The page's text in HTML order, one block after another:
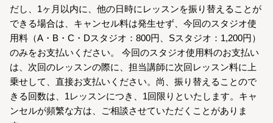
だし、1ヶ月以内に、他の日時にレッスンを振り替えることが
できる場合は、キャンセル料は発生せず、今回のスタジオ使
用料（A・B・C・Dスタジオ：800円、Sスタジオ：1,200円）
のみをお支払いください。 今回のスタジオ使用料のお支払い
は、次回のレッスンの際に、担当講師に次回レッスン料に上
乗せして、直接お支払いください。尚、振り替えることので
きる回数は、1レッスンにつき、1回限りといたします。キャ
ンセルが頻繁な方は、ご相談させていただくことがありま